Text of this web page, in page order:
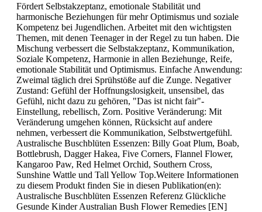
Fördert Selbstakzeptanz, emotionale Stabilität und
harmonische Beziehungen für mehr Optimismus und soziale
Kompetenz bei Jugendlichen. Arbeitet mit den wichtigsten
Themen, mit denen Teenager in der Regel zu tun haben. Die
Mischung verbessert die Selbstakzeptanz, Kommunikation,
Soziale Kompetenz, Harmonie in allen Beziehunge, Reife,
emotionale Stabilität und Optimismus. Einfache Anwendung:
Zweimal täglich drei Sprühstöße auf die Zunge. Negativer
Zustand: Gefühl der Hoffnungslosigkeit, unsensibel, das
Gefühl, nicht dazu zu gehören, "Das ist nicht fair"-
Einstellung, rebellisch, Zorn. Positive Veränderung: Mit
Veränderung umgehen können, Rücksicht auf andere
nehmen, verbessert die Kommunikation, Selbstwertgefühl.
Australische Buschblüten Essenzen: Billy Goat Plum, Boab,
Bottlebrush, Dagger Hakea, Five Corners, Flannel Flower,
Kangaroo Paw, Red Helmet Orchid, Southern Cross,
Sunshine Wattle und Tall Yellow Top.Weitere Informationen
zu diesem Produkt finden Sie in diesen Publikation(en):
Australische Buschblüten Essenzen Referenz Glückliche
Gesunde Kinder Australian Bush Flower Remedies [EN]